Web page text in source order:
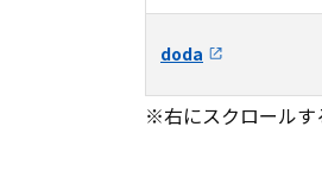
doda
※右にスクロールす